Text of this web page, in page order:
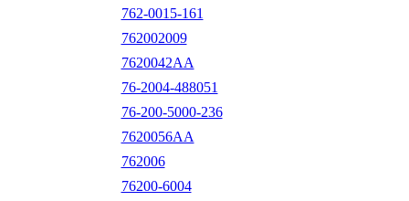
762-0015-161
762002009
7620042AA
76-2004-488051
76-200-5000-236
7620056AA
762006
76200-6004